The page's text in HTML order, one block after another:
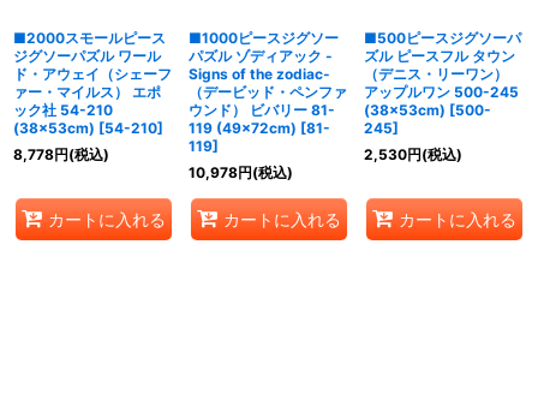
■2000スモールピース
ジグソーパズル ワール
ド・アウェイ（シェーフ
ァー・マイルス） エポ
ック社 54-210
(38×53cm) [54-210]
8,778円(税込)
カートに入れる
■1000ピースジグソー
パズル ゾディアック -
Signs of the zodiac-
（デービッド・ペンファ
ウンド） ビバリー 81-
119 (49×72cm) [81-
119]
10,978円(税込)
カートに入れる
■500ピースジグソーパ
ズル ピースフル タウン
（デニス・リーワン）
アップルワン 500-245
(38×53cm) [500-
245]
2,530円(税込)
カートに入れる